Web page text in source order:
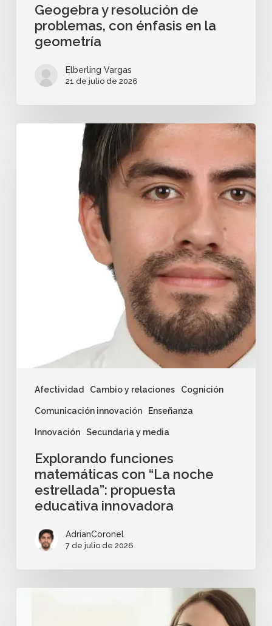
Geogebra y resolución de
problemas, con énfasis en la
geometría
Elberling Vargas
21 de julio de 2026
Afectividad Cambio y relaciones Cognición
Comunicación innovación Enseñanza
Innovación Secundaria y media
Explorando funciones
matemáticas con “La noche
estrellada”: propuesta
educativa innovadora
AdrianCoronel
7 de julio de 2026